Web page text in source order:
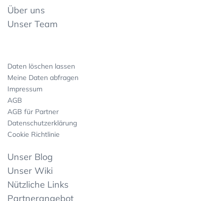
Über uns
Unser Team
Daten löschen lassen
Meine Daten abfragen
Impressum
AGB
AGB für Partner
Datenschutzerklärung
Cookie Richtlinie
Unser Blog
Unser Wiki
Nützliche Links
Partnerangebot